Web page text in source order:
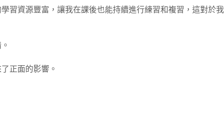
習資源豐富，讓我在課後也能持續進行練習和複習，這對於我
正面的影響。